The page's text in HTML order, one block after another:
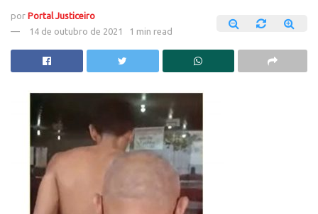
por Portal Justiceiro
14 de outubro de 2021
1 min read